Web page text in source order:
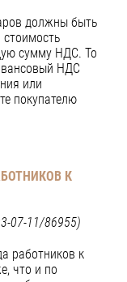
должны быть
сумму НДС. То
НДС
или
покупателю
К
07-11/86955)
работников к
что и по